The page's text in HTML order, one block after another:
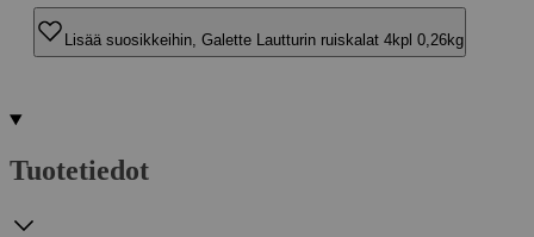
Lisää suosikkeihin, Galette Lautturin ruiskalat 4kpl 0,26kg
Tuotetiedot